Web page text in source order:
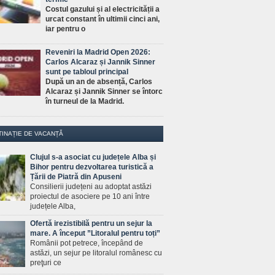
Costul gazului și al electricității a
urcat constant în ultimii cinci ani,
iar pentru o
Reveniri la Madrid Open 2026:
Carlos Alcaraz și Jannik Sinner
sunt pe tabloul principal
După un an de absență, Carlos
Alcaraz și Jannik Sinner se întorc
în turneul de la Madrid.
DE VACANȚĂ
Clujul s-a asociat cu județele Alba și
Bihor pentru dezvoltarea turistică a
Țării de Piatră din Apuseni
Consilierii județeni au adoptat astăzi
proiectul de asociere pe 10 ani între
județele Alba,
Ofertă irezistibilă pentru un sejur la
mare. A început ”Litoralul pentru toți”
Românii pot petrece, începând de
astăzi, un sejur pe litoralul românesc cu
preţuri ce